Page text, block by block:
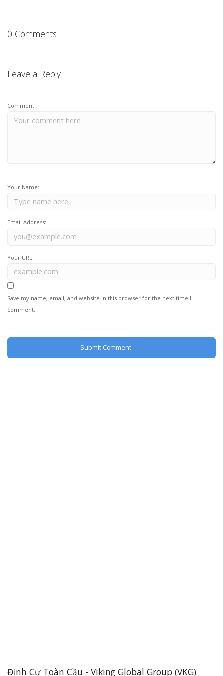
0 Comments
Leave a Reply
Comment:
Your Name:
Email Address:
Your URL:
Save my name, email, and website in this browser for the next time I
comment.
Định Cư Toàn Cầu - Viking Global Group (VKG)